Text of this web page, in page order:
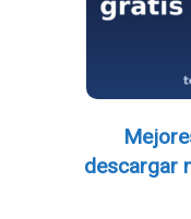
descargar